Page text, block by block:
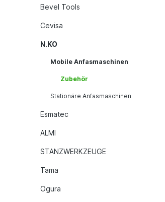
Bevel Tools
Cevisa
N.KO
Mobile Anfasmaschinen
Zubehör
Stationäre Anfasmaschinen
Esmatec
ALMI
STANZWERKZEUGE
Tama
Ogura